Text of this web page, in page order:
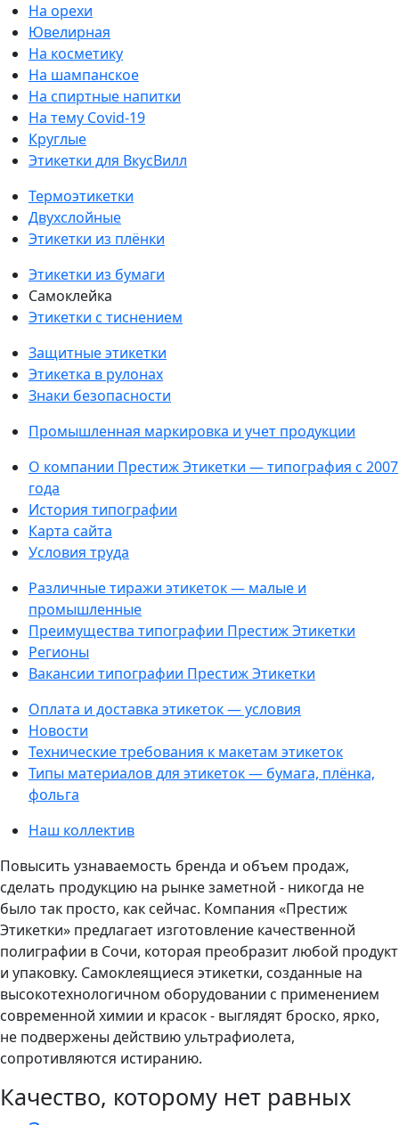
На орехи
Ювелирная
На косметику
На шампанское
На спиртные напитки
На тему Covid-19
Круглые
Этикетки для ВкусВилл
Термоэтикетки
Двухслойные
Этикетки из плёнки
Этикетки из бумаги
Самоклейка
Этикетки с тиснением
Защитные этикетки
Этикетка в рулонах
Знаки безопасности
Промышленная маркировка и учет продукции
О компании Престиж Этикетки — типография с 2007
года
История типографии
Карта сайта
Условия труда
Различные тиражи этикеток — малые и
промышленные
Преимущества типографии Престиж Этикетки
Регионы
Вакансии типографии Престиж Этикетки
Оплата и доставка этикеток — условия
Новости
Технические требования к макетам этикеток
Типы материалов для этикеток — бумага, плёнка,
фольга
Наш коллектив
Повысить узнаваемость бренда и объем продаж,
сделать продукцию на рынке заметной - никогда не
было так просто, как сейчас. Компания «Престиж
Этикетки» предлагает изготовление качественной
полиграфии в Сочи, которая преобразит любой продукт
и упаковку. Самоклеящиеся этикетки, созданные на
высокотехнологичном оборудовании с применением
современной химии и красок - выглядят броско, ярко,
не подвержены действию ультрафиолета,
сопротивляются истиранию.
Качество, которому нет равных